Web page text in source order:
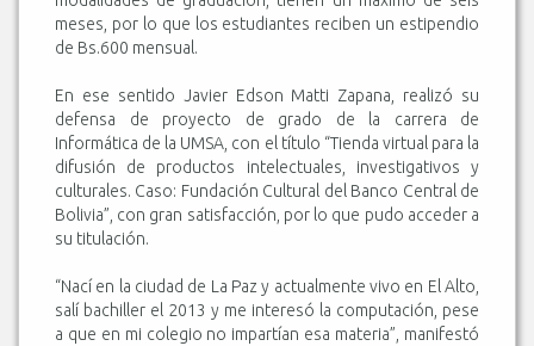
meses, por lo que los estudiantes reciben un estipendio
de Bs.600 mensual.
En ese sentido Javier Edson Matti Zapana, realizó su
defensa de proyecto de grado de la carrera de
Informática de la UMSA, con el título “Tienda virtual para la
difusión de productos intelectuales, investigativos y
culturales. Caso: Fundación Cultural del Banco Central de
Bolivia”, con gran satisfacción, por lo que pudo acceder a
su titulación.
“Nací en la ciudad de La Paz y actualmente vivo en El Alto,
salí bachiller el 2013 y me interesó la computación, pese
a que en mi colegio no impartían esa materia”, manifestó